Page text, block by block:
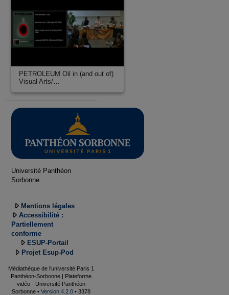
PETROLEUM Oil in (and out of)
Visual Arts/…
Université Panthéon
Sorbonne
Mentions légales
Accessibilité :
Partiellement
conforme
ESUP-Portail
Projet Esup-Pod
Médiathèque de l'université Paris 1
Panthéon-Sorbonne | Plateforme
vidéo - Université Panthéon
Sorbonne • Version 4.2.0 • 3378